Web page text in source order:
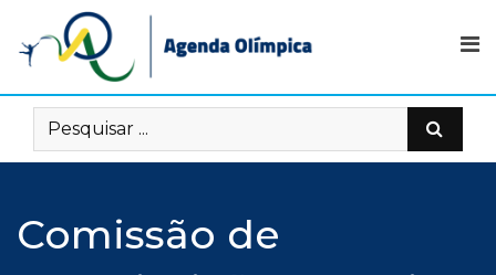
content
Comissão de